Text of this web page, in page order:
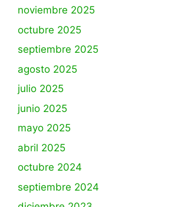
noviembre 2025
octubre 2025
septiembre 2025
agosto 2025
julio 2025
junio 2025
mayo 2025
abril 2025
octubre 2024
septiembre 2024